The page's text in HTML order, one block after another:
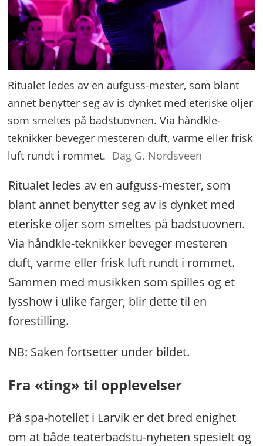
Ritualet ledes av en aufguss-mester, som blant
annet benytter seg av is dynket med eteriske oljer
som smeltes på badstuovnen. Via håndkle-
teknikker beveger mesteren duft, varme eller frisk
luft rundt i rommet. Dag G. Nordsveen
Ritualet ledes av en aufguss-mester, som
blant annet benytter seg av is dynket med
eteriske oljer som smeltes på badstuovnen.
Via håndkle-teknikker beveger mesteren
duft, varme eller frisk luft rundt i rommet.
Sammen med musikken som spilles og et
lysshow i ulike farger, blir dette til en
forestilling.
NB: Saken fortsetter under bildet.
Fra «ting» til opplevelser
På spa-hotellet i Larvik er det bred enighet
om at både teaterbadstu-nyheten spesielt og